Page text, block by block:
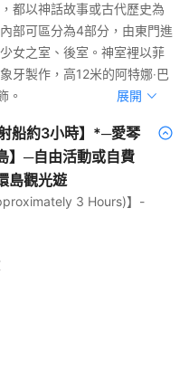
都以神話故事或古代歷史為
部可區分為4部分，由東門進
女之室、後室。神室裡以菲
牙製作，高12米的阿特娜‧巴
。
展開
船約3小時】*─愛琴
】─自由活動或自費
島觀光遊
3 Hours)】-